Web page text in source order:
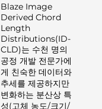
Blaze Image
Derived Chord
Length
Distributions(ID-
CLD)는 수천 명의
공정 개발 전문가에
게 친숙한 데이터와
추세를 제공하지만
변화하는 분산상 특
성(고체 농도/크기/